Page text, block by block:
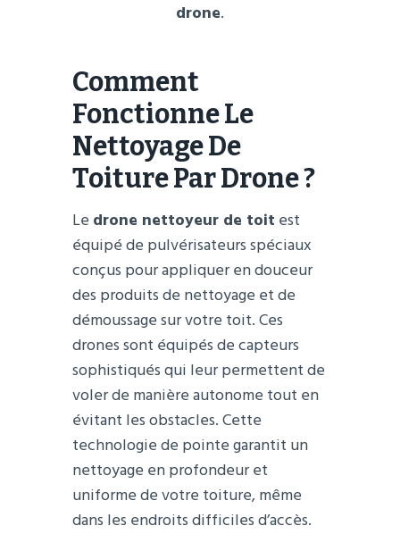
drone.
Comment
Fonctionne Le
Nettoyage De
Toiture Par Drone ?
Le drone nettoyeur de toit est
équipé de pulvérisateurs spéciaux
conçus pour appliquer en douceur
des produits de nettoyage et de
démoussage sur votre toit. Ces
drones sont équipés de capteurs
sophistiqués qui leur permettent de
voler de manière autonome tout en
évitant les obstacles. Cette
technologie de pointe garantit un
nettoyage en profondeur et
uniforme de votre toiture, même
dans les endroits difficiles d’accès.